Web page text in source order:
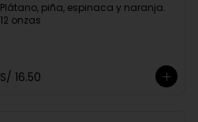
Plátano, piña, espinaca y naranja.
12 onzas
S/ 16.50